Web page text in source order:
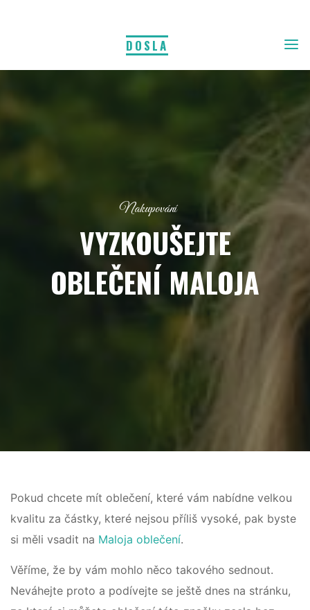
DOSLA
Nakupování
VYZKOUŠEJTE
OBLEČENÍ MALOJA
Pokud chcete mít oblečení, které vám nabídne velkou
kvalitu za částky, které nejsou příliš vysoké, pak byste
si měli vsadit na Maloja oblečení.
Věříme, že by vám mohlo něco takového sednout.
Neváhejte proto a podívejte se ještě dnes na stránku,